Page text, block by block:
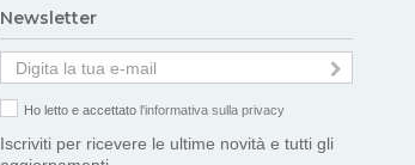
Newsletter
Ho letto e accettato l'informativa sulla privacy
Iscriviti per ricevere le ultime novità e tutti gli